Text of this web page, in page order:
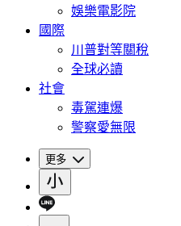
娛樂電影院
國際
川普對等關稅
全球必讀
社會
毒駕連爆
警察愛無限
更多